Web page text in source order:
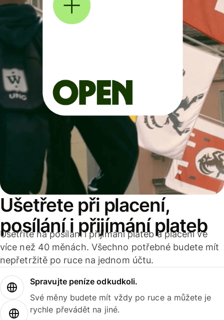
Ušetřete při placení,
posílání i přijímání plateb
Ušetříte na posílání i přijímání plateb a placení ve
více než 40 měnách. Všechno potřebné budete mít
nepřetržitě po ruce na jednom účtu.
Spravujte peníze odkudkoli.
Své měny budete mít vždy po ruce a můžete je
rychle převádět na jiné.